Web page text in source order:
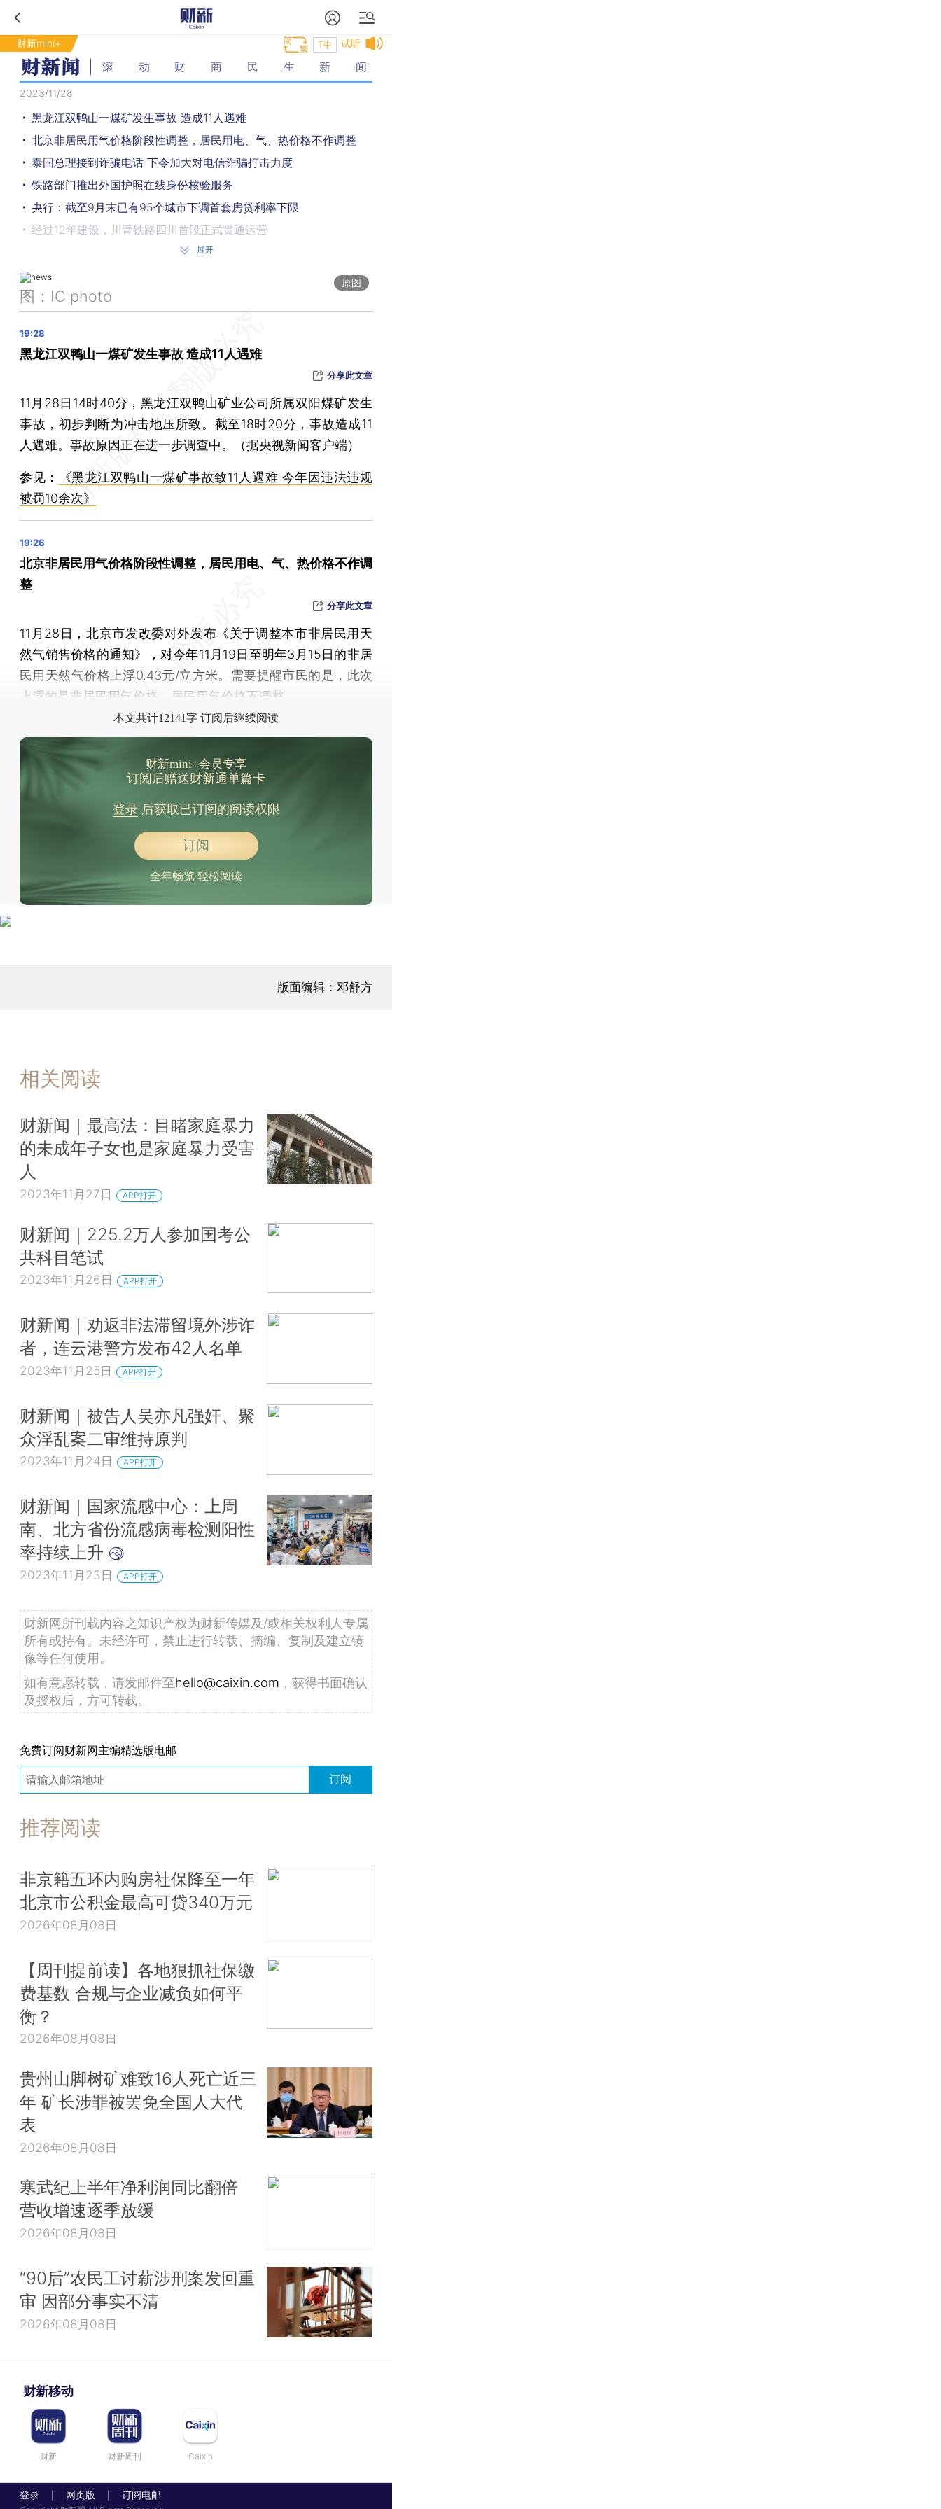
财新mini+ 试听
T中
滚动财商民生新闻
2023/11/28
黑龙江双鸭山一煤矿发生事故 造成11人遇难
北京非居民用气价格阶段性调整，居民用电、气、热价格不作调整
泰国总理接到诈骗电话 下令加大对电信诈骗打击力度
铁路部门推出外国护照在线身份核验服务
央行：截至9月末已有95个城市下调首套房贷利率下限
经过12年建设，川青铁路四川首段正式贯通运营
首批疏解的4所在京高校，雄安校区已开工建设
北京公布今年发生的10起室内电动自行车火灾事故典型案例
贵州贵阳暂停受理网约车经营许可及车辆运输证核发业务
四川渠县4人触电身亡，事故原因披露：移动脚手架触碰高压线
住建部：2024年起全面开展城市体检 摸清社区设施底数短板
晨读荐闻（国内、国际、市场消息27条）
八部门强化金融支持民营经济 提高服务民企在绩效考核中权重
北交所放量续涨 盘中通知加强监管
首批消费基础设施REITs获批 底层资产均为商场
字节跳动收缩游戏业务朝夕光年 将关停、出售游戏项目
展开
原图
图：IC photo
黑龙江双鸭山一煤矿发生事故 造成11人遇难
分享此文章
11月28日14时40分，黑龙江双鸭山矿业公司所属双阳煤矿发生
事故，初步判断为冲击地压所致。截至18时20分，事故造成11
人遇难。事故原因正在进一步调查中。（据央视新闻客户端）
参见：
《黑龙江双鸭山一煤矿事故致11人遇难 今年因违法违规
被罚10余次》
北京非居民用气价格阶段性调整，居民用电、气、热价格不作调
整
分享此文章
11月28日，北京市发改委对外发布《关于调整本市非居民用天
然气销售价格的通知》，对今年11月19日至明年3月15日的非居
民用天然气价格上浮0.43元/立方米。需要提醒市民的是，此次
上浮的是非居民用气价格，居民用气价格不调整。
本文共计12141字 订阅后继续阅读
财新mini+会员专享
订阅后赠送财新通单篇卡
登录后获取已订阅的阅读权限
订阅
全年畅览 轻松阅读
版面编辑：邓舒方
相关阅读
财新闻｜最高法：目睹家庭暴力
的未成年子女也是家庭暴力受害
人
2023年11月27日 APP打开
财新闻｜225.2万人参加国考公
共科目笔试
2023年11月26日 APP打开
财新闻｜劝返非法滞留境外涉诈
者，连云港警方发布42人名单
2023年11月25日 APP打开
财新闻｜被告人吴亦凡强奸、聚
众淫乱案二审维持原判
2023年11月24日 APP打开
财新闻｜国家流感中心：上周
南、北方省份流感病毒检测阳性
率持续上升
2023年11月23日 APP打开
财新网所刊载内容之知识产权为财新传媒及/或相关权利人专属
所有或持有。未经许可，禁止进行转载、摘编、复制及建立镜
像等任何使用。
如有意愿转载，请发邮件至hello@caixin.com ，获得书面确认
及授权后，方可转载。
免费订阅财新网主编精选版电邮
订阅
推荐阅读
非京籍五环内购房社保降至一年
北京市公积金最高可贷340万元
2026年08月08日
【周刊提前读】各地狠抓社保缴
费基数 合规与企业减负如何平
衡？
2026年08月08日
贵州山脚树矿难致16人死亡近三
年 矿长涉罪被罢免全国人大代
表
2026年08月08日
寒武纪上半年净利润同比翻倍
营收增速逐季放缓
2026年08月08日
“90后”农民工讨薪涉刑案发回重
审 因部分事实不清
2026年08月08日
财新移动
财新 财新周刊 Caixin
登录 网页版 订阅电邮